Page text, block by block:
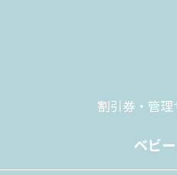
割引券・管理
ベビ